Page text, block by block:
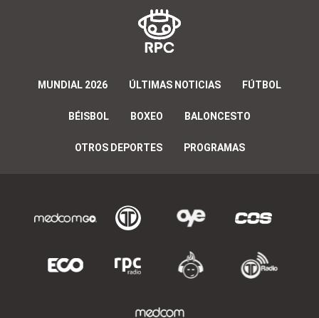
MUNDIAL 2026 ÚLTIMAS NOTICIAS FÚTBOL
BÉISBOL BOXEO BALONCESTO
OTROS DEPORTES PROGRAMAS